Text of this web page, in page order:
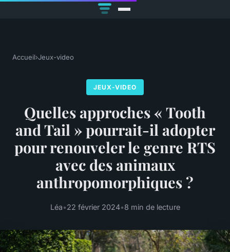
Accueil›Jeux-video
JEUX-VIDEO
Quelles approches « Tooth
and Tail » pourrait-il adopter
pour renouveler le genre RTS
avec des animaux
anthropomorphiques ?
Léa•22 février 2024•8 min de lecture